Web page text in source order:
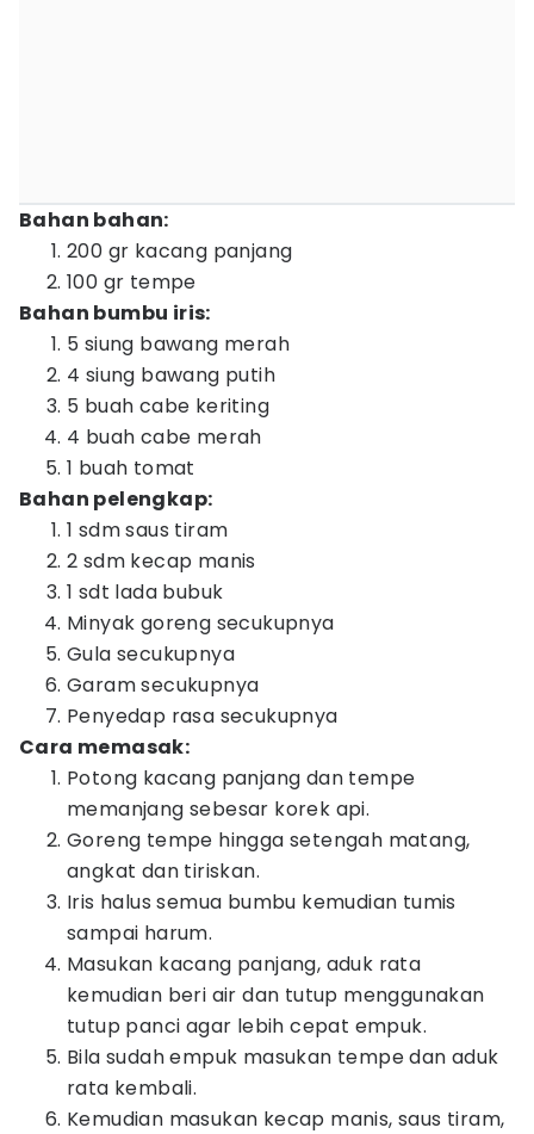
Bahan bahan:
200 gr kacang panjang
100 gr tempe
Bahan bumbu iris:
5 siung bawang merah
4 siung bawang putih
5 buah cabe keriting
4 buah cabe merah
1 buah tomat
Bahan pelengkap:
1 sdm saus tiram
2 sdm kecap manis
1 sdt lada bubuk
Minyak goreng secukupnya
Gula secukupnya
Garam secukupnya
Penyedap rasa secukupnya
Cara memasak:
Potong kacang panjang dan tempe
memanjang sebesar korek api.
Goreng tempe hingga setengah matang,
angkat dan tiriskan.
Iris halus semua bumbu kemudian tumis
sampai harum.
Masukan kacang panjang, aduk rata
kemudian beri air dan tutup menggunakan
tutup panci agar lebih cepat empuk.
Bila sudah empuk masukan tempe dan aduk
rata kembali.
Kemudian masukan kecap manis, saus tiram,